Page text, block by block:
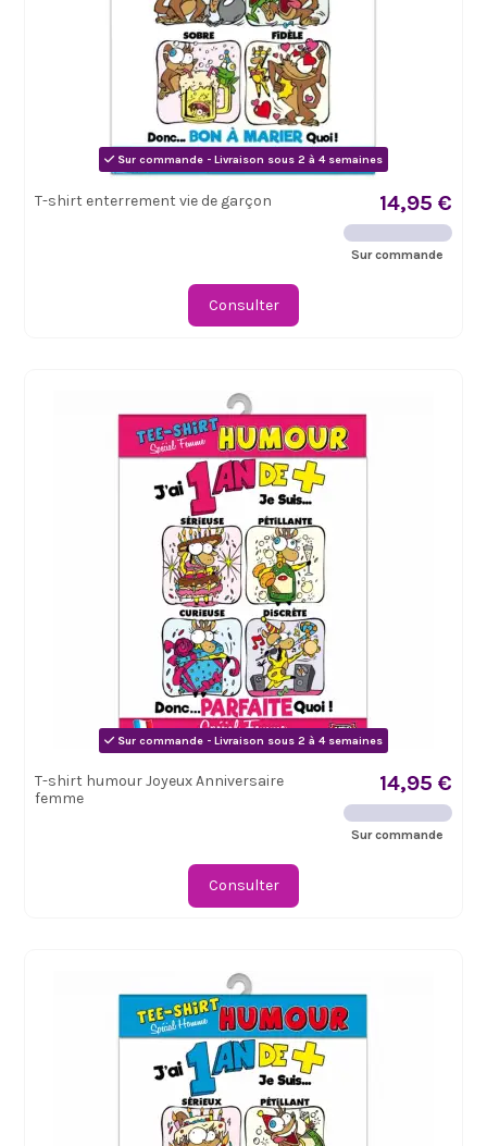
Sur commande - Livraison sous 2 à 4 semaines
T-shirt enterrement vie de garçon 14,95 €
Sur commande
Consulter
Sur commande - Livraison sous 2 à 4 semaines
T-shirt humour Joyeux Anniversaire
femme
14,95 €
Sur commande
Consulter